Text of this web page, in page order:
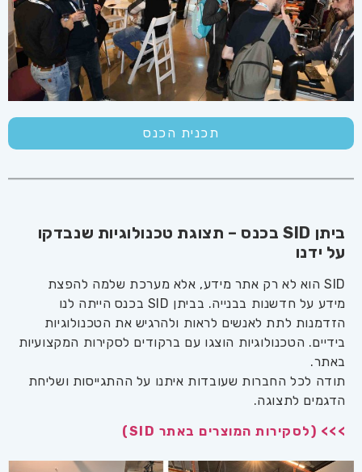
תכנית הכנס
ביתן SID בכנס – תצוגת טכנולוגיות שנבדקו
על ידנו
SID הוא לא רק אתר מידע, אלא מערכת שלמה להפצת
מידע על חדשנות בבנייה. בביתן SID בכנס הייתה לנו
הזדמנות לתת לאנשים לראות ולהרגיש את הטכנולוגיות
בידיים. הטכנולוגיות הוצגו עם ברקודים לסקירות המקצועיות
באתר.
תודה לכל החברות שעובדות איתנו על ההתגייסות ושליחת
הדגמים לתצוגה.
>>> (לסקירות המוצרים באתר SID)